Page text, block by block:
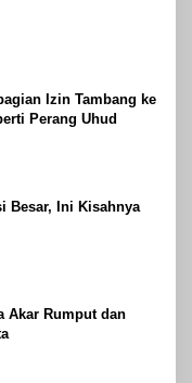
Izin Tambang ke
Perang Uhud
Besar, Ini Kisahnya
Akar Rumput dan